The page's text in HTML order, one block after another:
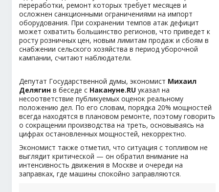
переработки, ремонт которых требует месяцев и
осложнен санкционными ограничениями на импорт
оборудования. При сохранении темпов атак дефицит
может охватить большинство регионов, что приведет к
росту розничных цен, новым лимитам продаж и сбоям в
снабжении сельского хозяйства в период уборочной
кампании, считают наблюдатели.
Депутат Государственной думы, экономист Михаил
Делягин в беседе с Накануне.RU указал на
несоответствие публикуемых оценок реальному
положению дел. По его словам, порядка 20% мощностей
всегда находятся в плановом ремонте, поэтому говорить
о сокращении производства на треть, основываясь на
цифрах остановленных мощностей, некорректно.
Экономист также отметил, что ситуация с топливом не
выглядит критической — он обратил внимание на
интенсивность движения в Москве и очереди на
заправках, где машины спокойно заправляются.